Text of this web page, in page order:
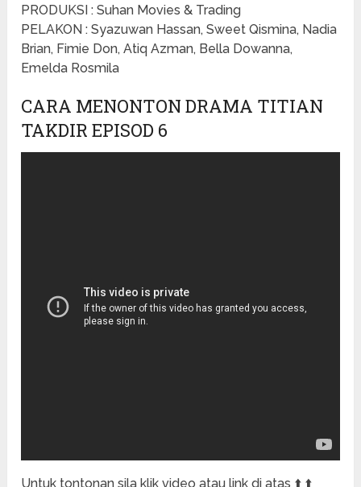
PRODUKSI : Suhan Movies & Trading
PELAKON : Syazuwan Hassan, Sweet Qismina, Nadia
Brian, Fimie Don, Atiq Azman, Bella Dowanna,
Emelda Rosmila
CARA MENONTON DRAMA TITIAN
TAKDIR EPISOD 6
Untuk tontonan sila klik video atau link di atas ⬆️ ⬆️